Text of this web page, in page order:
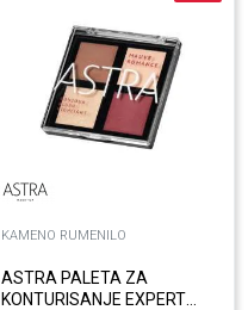
KAMENO RUMENILO
ASTRA PALETA ZA
KONTURISANJE EXPERT